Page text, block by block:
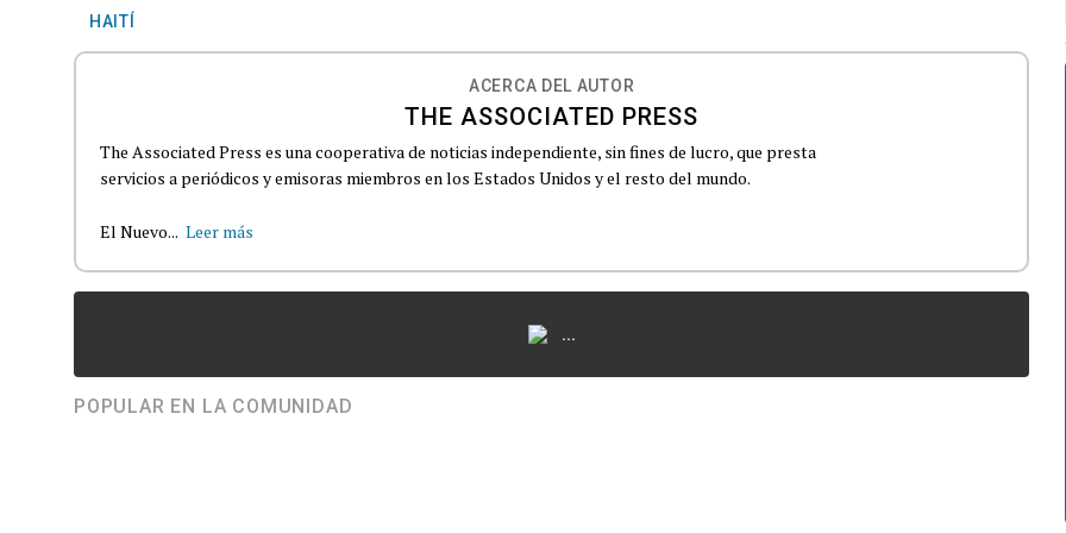
HAITÍ
ACERCA DEL AUTOR
THE ASSOCIATED PRESS
The Associated Press es una cooperativa de noticias independiente, sin fines de lucro, que presta
servicios a periódicos y emisoras miembros en los Estados Unidos y el resto del mundo.
El Nuevo... Leer más
...
POPULAR EN LA COMUNIDAD